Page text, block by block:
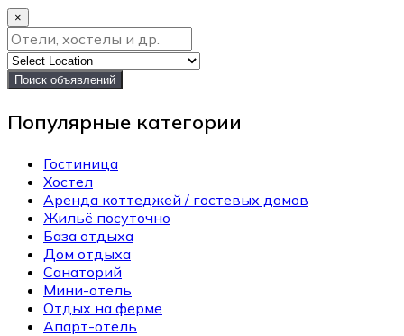
×
Поиск объявлений
Популярные категории
Гостиница
Хостел
Аренда коттеджей / гостевых домов
Жильё посуточно
База отдыха
Дом отдыха
Санаторий
Мини-отель
Отдых на ферме
Апарт-отель